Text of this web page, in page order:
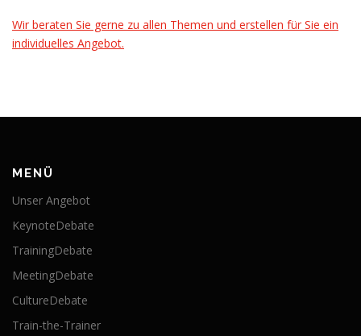
Wir beraten Sie gerne zu allen Themen und erstellen für Sie ein
individuelles Angebot.
MENÜ
Unser Angebot
KeynoteDebate
TrainingDebate
MeetingDebate
CultureDebate
Train-the-Trainer